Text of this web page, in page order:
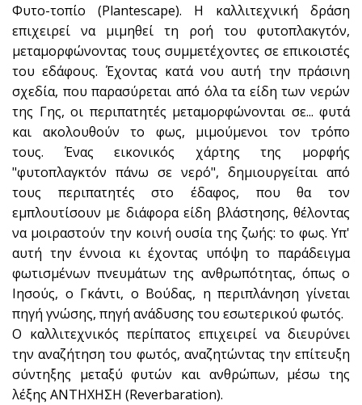
Φυτο-τοπίο (Plantescape). Η καλλιτεχνική δράση
επιχειρεί να μιμηθεί τη ροή του φυτοπλακγτόν,
μεταμορφώνοντας τους συμμετέχοντες σε επικοιστές
του εδάφους. Έχοντας κατά νου αυτή την πράσινη
σχεδία, που παρασύρεται από όλα τα είδη των νερών
της Γης, οι περιπατητές μεταμορφώνονται σε... φυτά
και ακολουθούν το φως, μιμούμενοι τον τρόπο
τους. Ένας εικονικός χάρτης της μορφής
"φυτοπλαγκτόν πάνω σε νερό", δημιουργείται από
τους περιπατητές στο έδαφος, που θα τον
εμπλουτίσουν με διάφορα είδη βλάστησης, θέλοντας
να μοιραστούν την κοινή ουσία της ζωής: το φως. Υπ'
αυτή την έννοια κι έχοντας υπόψη το παράδειγμα
φωτισμένων πνευμάτων της ανθρωπότητας, όπως ο
Ιησούς, ο Γκάντι, ο Βούδας, η περιπλάνηση γίνεται
πηγή γνώσης, πηγή ανάδυσης του εσωτερικού φωτός.
Ο καλλιτεχνικός περίπατος επιχειρεί να διευρύνει
την αναζήτηση του φωτός, αναζητώντας την επίτευξη
σύντηξης μεταξύ φυτών και ανθρώπων, μέσω της
λέξης ΑΝΤΗΧΗΣΗ (Reverbaration).